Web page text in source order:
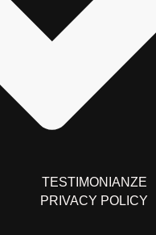
TESTIMONIANZE
PRIVACY POLICY